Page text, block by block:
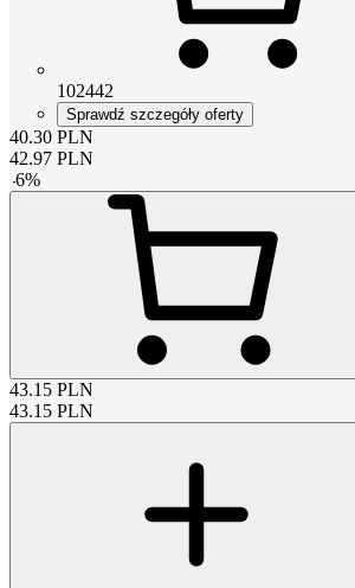
102442
Sprawdź szczegóły oferty
40.30 PLN
42.97 PLN
-6%
43.15 PLN
43.15 PLN